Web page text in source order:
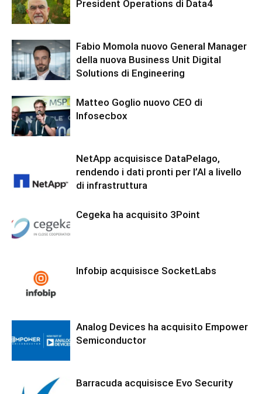
President Operations di Data4
Fabio Momola nuovo General Manager
della nuova Business Unit Digital
Solutions di Engineering
Matteo Goglio nuovo CEO di
Infosecbox
NetApp acquisisce DataPelago,
rendendo i dati pronti per l’AI a livello
di infrastruttura
Cegeka ha acquisito 3Point
Infobip acquisisce SocketLabs
Analog Devices ha acquisito Empower
Semiconductor
Barracuda acquisisce Evo Security